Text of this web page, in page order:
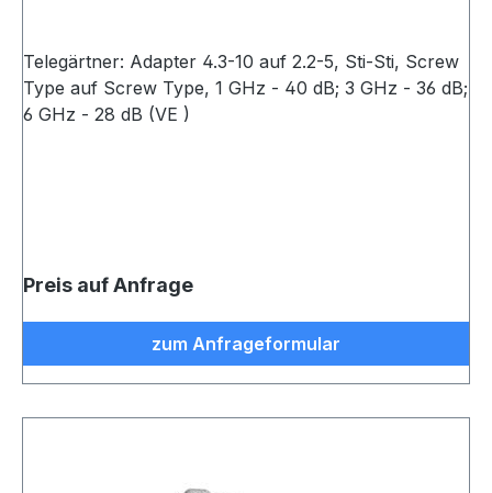
Telegärtner: Adapter 4.3-10 auf 2.2-5, Sti-Sti, Screw
Type auf Screw Type, 1 GHz - 40 dB; 3 GHz - 36 dB;
6 GHz - 28 dB (VE )
Preis auf Anfrage
zum Anfrageformular